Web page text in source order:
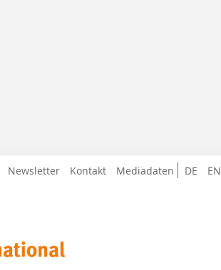
DE EN
Newsletter Kontakt Mediadaten